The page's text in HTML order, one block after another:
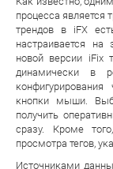
процесса является
трендов в iFX
настраивается
новой версии iFix
динамически в
кнопки мыши.
получить
сразу. Кроме
просмотра тегов,
Источниками